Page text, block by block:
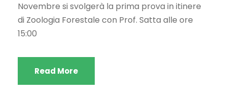
Novembre si svolgerà la prima prova in itinere
di Zoologia Forestale con Prof. Satta alle ore
15:00
Read More